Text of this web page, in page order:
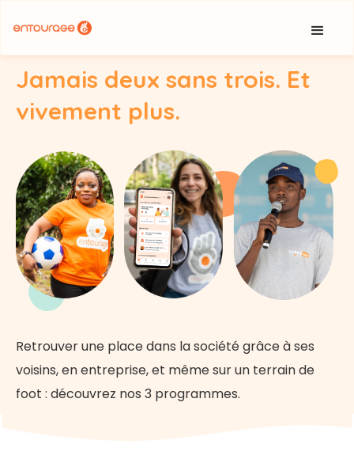
Jamais deux sans trois. Et
vivement plus.
Retrouver une place dans la société grâce à ses
voisins, en entreprise, et même sur un terrain de
foot : découvrez nos 3 programmes.